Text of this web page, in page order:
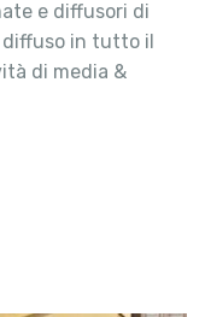
e diffusori di
diffuso in tutto il
di media &